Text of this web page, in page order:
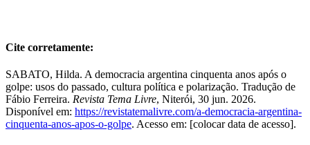
Cite corretamente:
SABATO, Hilda. A democracia argentina cinquenta anos após o
golpe: usos do passado, cultura política e polarização. Tradução de
Fábio Ferreira. Revista Tema Livre, Niterói, 30 jun. 2026.
Disponível em: https://revistatemalivre.com/a-democracia-argentina-
cinquenta-anos-apos-o-golpe. Acesso em: [colocar data de acesso].